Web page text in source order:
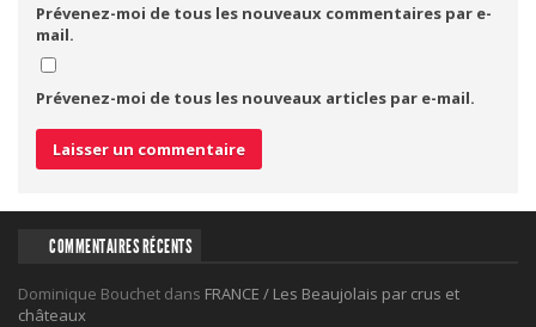
Prévenez-moi de tous les nouveaux commentaires par e-
mail.
Prévenez-moi de tous les nouveaux articles par e-mail.
COMMENTAIRES RÉCENTS
Dominique Bouchet dans FRANCE / Les Beaujolais par crus et
châteaux